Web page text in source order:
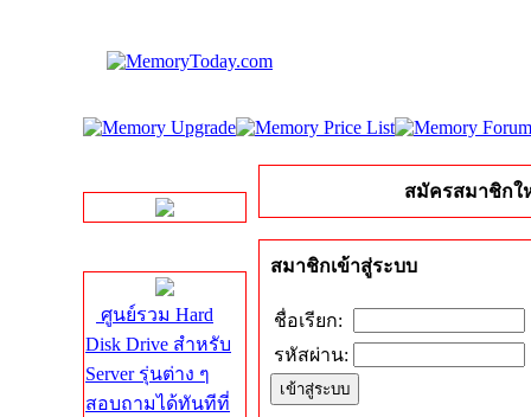
ศูนย์รวม Hard
Disk Drive สำหรับ
Server รุ่นต่าง ๆ
สอบถามได้ทันทีที่
สมัครสมาชิกใ
สมาชิกเข้าสู่ระบบ
ชื่อเรียก:
รหัสผ่าน: